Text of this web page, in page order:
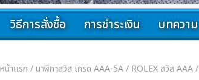
วิธีการสั่งซื้อ การชำระเงิน บทความ
หน้าแรก / นาฬิกาสวิส เกรด AAA-5A/ ROLEX สวิส AAA/